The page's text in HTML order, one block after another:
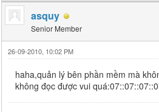
asquy
Senior Member
26-09-2010, 10:02 PM
haha,quản lý bên phần mềm mà
không đọc được vui